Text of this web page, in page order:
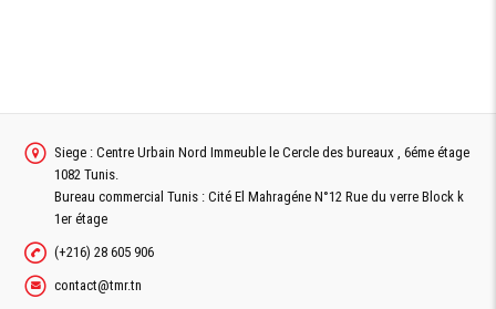
Siege : Centre Urbain Nord Immeuble le Cercle des bureaux , 6éme étage
1082 Tunis.
Bureau commercial Tunis : Cité El Mahragéne N°12 Rue du verre Block k
1er étage
(+216) 28 605 906
contact@tmr.tn